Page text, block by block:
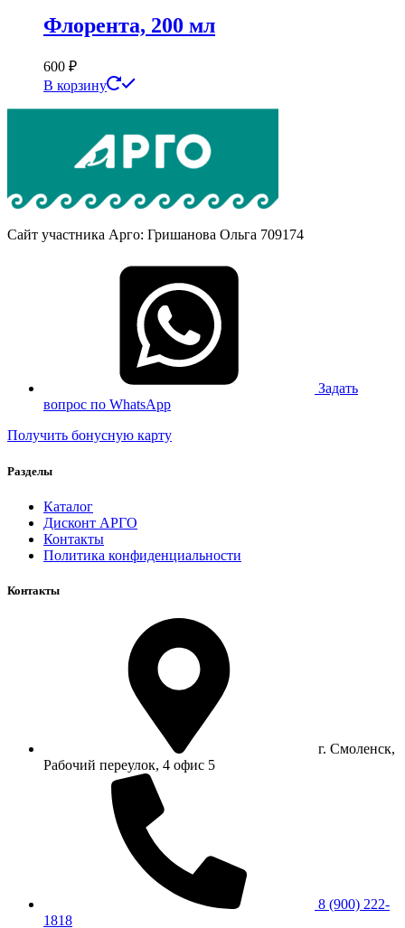
Флорента, 200 мл
600 ₽
В корзину
Сайт участника Арго: Гришанова Ольга 709174
Задать
вопрос по WhatsApp
Получить бонусную карту
Разделы
Каталог
Дисконт АРГО
Контакты
Политика конфиденциальности
Контакты
г. Смоленск,
Рабочий переулок, 4 офис 5
8 (900) 222-
1818